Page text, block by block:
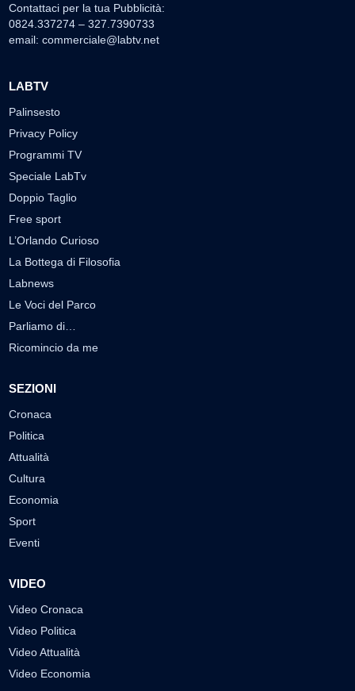
Contattaci per la tua Pubblicità:
0824.337274 – 327.7390733
email: commerciale@labtv.net
LABTV
Palinsesto
Privacy Policy
Programmi TV
Speciale LabTv
Doppio Taglio
Free sport
L’Orlando Curioso
La Bottega di Filosofia
Labnews
Le Voci del Parco
Parliamo di…
Ricomincio da me
SEZIONI
Cronaca
Politica
Attualità
Cultura
Economia
Sport
Eventi
VIDEO
Video Cronaca
Video Politica
Video Attualità
Video Economia